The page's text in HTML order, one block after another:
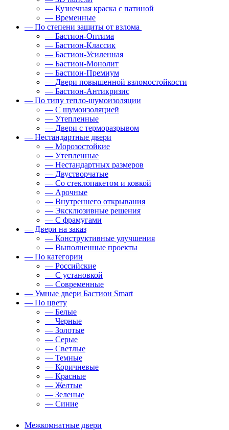
— Кузнечная краска с патиной
— Временные
— По степени защиты от взлома
— Бастион-Оптима
— Бастион-Классик
— Бастион-Усиленная
— Бастион-Монолит
— Бастион-Премиум
— Двери повышенной взломостойкости
— Бастион-Антикризис
— По типу тепло-шумоизоляции
— С шумоизоляцией
— Утепленные
— Двери с терморазрывом
— Нестандартные двери
— Морозостойкие
— Утепленные
— Нестандартных размеров
— Двустворчатые
— Со стеклопакетом и ковкой
— Арочные
— Внутреннего открывания
— Эксклюзивные решения
— С фрамугами
— Двери на заказ
— Конструктивные улучшения
— Выполненные проекты
— По категории
— Российские
— С установкой
— Современные
— Умные двери Бастион Smart
— По цвету
— Белые
— Черные
— Золотые
— Серые
— Светлые
— Темные
— Коричневые
— Красные
— Желтые
— Зеленые
— Синие
Межкомнатные двери